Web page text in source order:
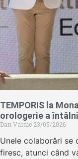
TEMPORIS la
orologerie a
Dan Vardie 23/05/2026
Unele colaborări se
firesc, atunci când